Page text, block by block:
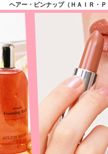
ヘアー・ピンナップ（ＨＡＩＲ・